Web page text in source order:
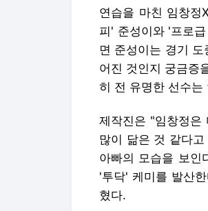
연습을 마친 임창
피' 준성이와 '프로
면 준성이는 경기
어진 것인지 궁금증
히 전 유명한 선수는
제작진은 "임창정은
많이 닮은 것 같다
아빠의 모습을 보인
'투닥' 케미를 발산
혔다.